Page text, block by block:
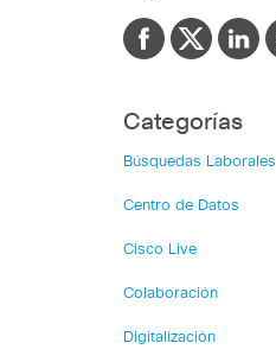
Categorías
Búsquedas Laborales
Centro de Datos
Cisco Live
Colaboración
Digitalización